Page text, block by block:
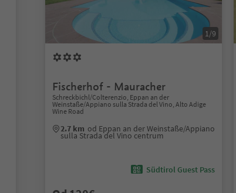
1/9
Fischerhof - Mauracher
Schreckbichl/Colterenzio, Eppan an der
Weinstaße/Appiano sulla Strada del Vino, Alto Adige
Wine Road
2.7 km od Eppan an der Weinstaße/Appiano
sulla Strada del Vino centrum
Südtirol Guest Pass